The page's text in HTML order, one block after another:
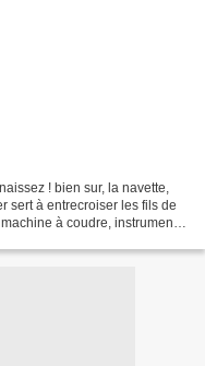
! bien sur, la navette,
sert à entrecroiser les fils de
à coudre, instrument